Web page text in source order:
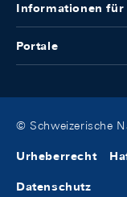
Informationen für
Portale
© Schweizerische
Urheberrecht
Datenschutz